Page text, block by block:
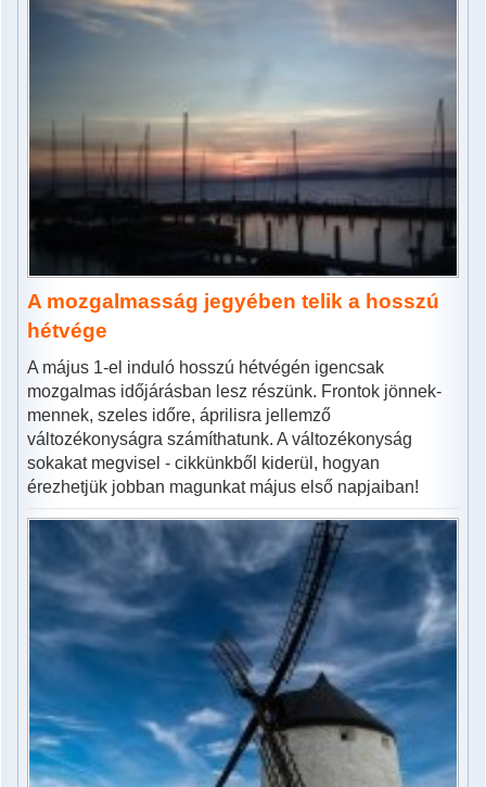
A mozgalmasság jegyében telik a hosszú
hétvége
A május 1-el induló hosszú hétvégén igencsak
mozgalmas időjárásban lesz részünk. Frontok jönnek-
mennek, szeles időre, áprilisra jellemző
változékonyságra számíthatunk. A változékonyság
sokakat megvisel - cikkünkből kiderül, hogyan
érezhetjük jobban magunkat május első napjaiban!